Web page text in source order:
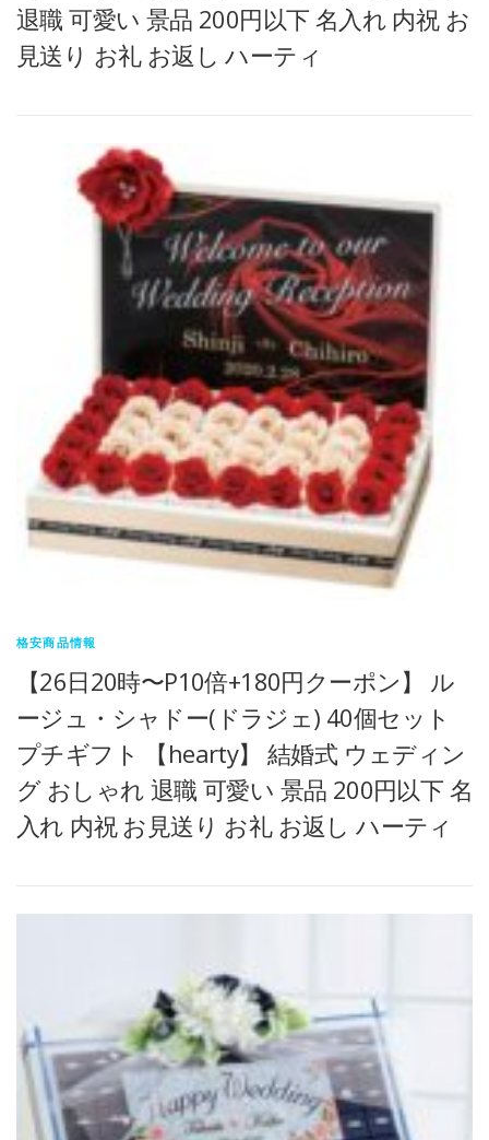
退職 可愛い 景品 200円以下 名入れ 内祝 お
見送り お礼 お返し ハーティ
格安商品情報
【26日20時〜P10倍+180円クーポン】 ル
ージュ・シャドー(ドラジェ) 40個セット
プチギフト 【hearty】 結婚式 ウェディン
グ おしゃれ 退職 可愛い 景品 200円以下 名
入れ 内祝 お見送り お礼 お返し ハーティ